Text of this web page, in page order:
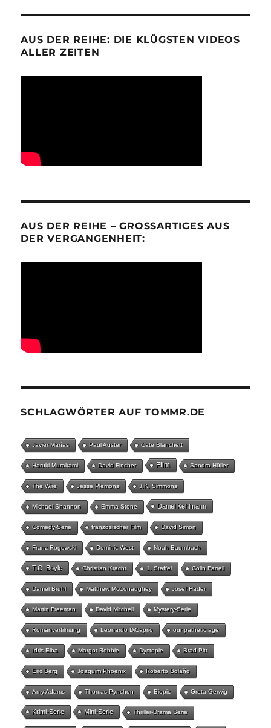
AUS DER REIHE: DIE KLÜGSTEN VIDEOS
ALLER ZEITEN
AUS DER REIHE – GROSSARTIGES AUS D
ER VERGANGENHEIT:
SCHLAGWÖRTER AUF TOMMR.DE
Javier Marías Paul Auster Cate Blanchett
Haruki Murakami David Fincher Film Sandra Hüller
The Wire Jesse Plemons J.K. Simmons
Michael Shannon Emma Stone Daniel Kehlmann
Comedy-Serie französischer Film David Simon
Franz Rogowski Dominic West Noah Baumbach
T.C. Boyle Christian Kracht 1. Staffel Colin Farrell
Daniel Brühl Matthew McConaughey Josef Hader
Martin Freeman David Mitchell Mystery-Serie
Romanverfilmung Leonardo DiCaprio our pathetic age
Idris Elba Margot Robbie Dystopie Brad Pitt
Eric Berg Joaquim Phoenix Roberto Bolaño
Amy Adams Thomas Pynchon Biopic Greta Gerwig
Krimi-Serie Mini-Serie Thriller-Drama Serie